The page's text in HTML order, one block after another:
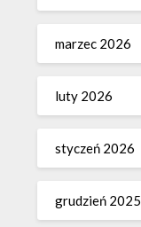
marzec 2026
luty 2026
styczeń 2026
grudzień 2025